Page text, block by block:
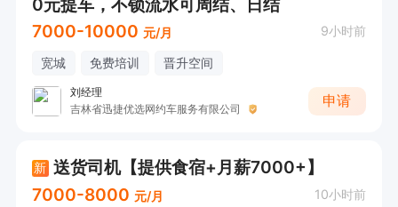
7000-10000 元/月 9小时前
宽城 免费培训 晋升空间
刘经理
吉林省迅捷优选网约车服务有限公司
申请
新 送货司机【提供食宿+月薪7000+】
7000-8000 元/月 10小时前